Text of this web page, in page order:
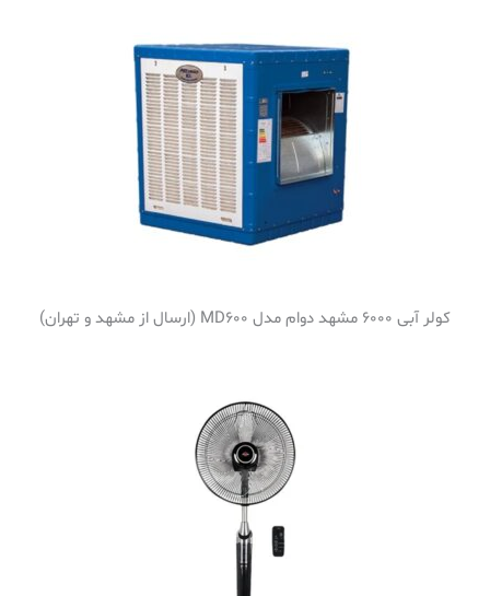
کولر آبی 6000 مشهد دوام مدل MD600 (ارسال از مشهد و تهران)